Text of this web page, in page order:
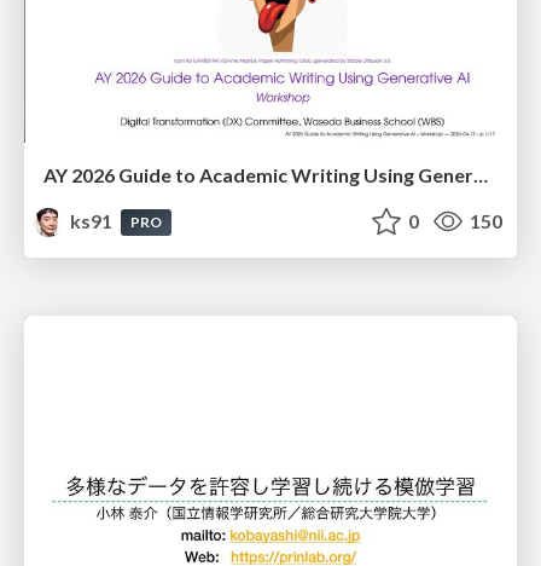
AY 2026 Guide to Academic Writing Using Generative AI - Workshop
ks91
PRO 0 150